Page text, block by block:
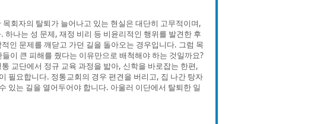
회자의 탈퇴가 늘어나고 있는 현실은 대단히 고무적이며,
나는 성 문제, 재정 비리 등 비윤리적인 행위를 발견한 후
인 문제를 깨닫고 가던 길을 돌아오는 경우입니다. 그럼 목
이 큰 피해를 줬다는 이유만으로 배척해야 하는 것일까요?
교단에서 정규 교육 과정을 밟아, 신학을 바로잡는 한편,
필요합니다. 정통교회의 경우 편견을 버리고, 집 나간 탕자
있는 길을 열어두어야 합니다. 아울러 이단에서 탈퇴한 일